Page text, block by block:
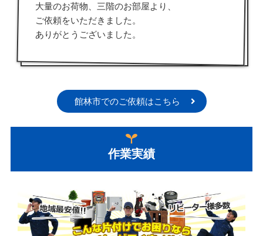
大量のお荷物、三階のお部屋より、
ご依頼をいただきました。
ありがとうございました。
館林市でのご依頼はこちら
作業実績